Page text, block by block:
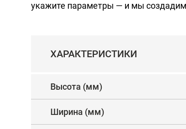
укажите параметры — и мы
ХАРАКТЕРИСТИКИ
Высота (мм)
Ширина (мм)